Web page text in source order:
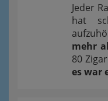
Jeder
hat
mehr
80
es war